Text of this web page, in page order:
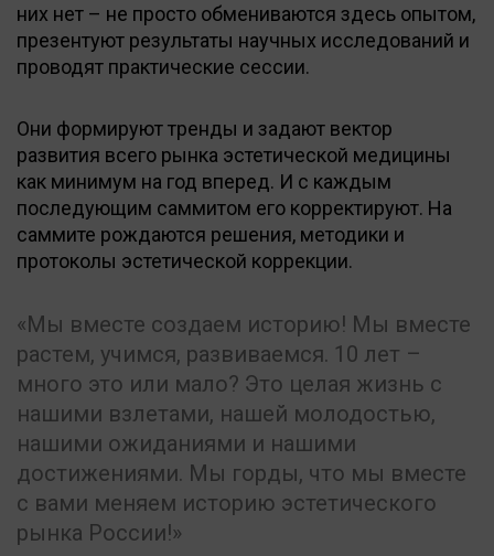
них нет – не просто обмениваются здесь опытом,
презентуют результаты научных исследований и
проводят практические сессии.
Они формируют тренды и задают вектор
развития всего рынка эстетической медицины
как минимум на год вперед. И с каждым
последующим саммитом его корректируют. На
саммите рождаются решения, методики и
протоколы эстетической коррекции.
Мы вместе создаем историю! Мы вместе
растем, учимся, развиваемся. 10 лет –
много это или мало? Это целая жизнь с
нашими взлетами, нашей молодостью,
нашими ожиданиями и нашими
достижениями. Мы горды, что мы вместе
с вами меняем историю эстетического
рынка России!